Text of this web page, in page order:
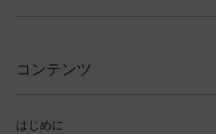
コンテンツ
はじめに